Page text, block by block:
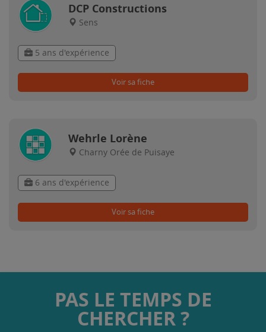
DCP Constructions
Sens
5 ans d'expérience
Voir sa fiche
Wehrle Lorène
Charny Orée de Puisaye
6 ans d'expérience
Voir sa fiche
PAS LE TEMPS DE
CHERCHER ?